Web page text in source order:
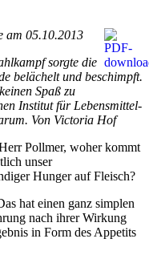
am 05.10.2013
sorgte die
belächelt und beschimpft.
Spaß zu
Institut für Lebensmittel-
Von Victoria Hof
Pollmer, woher kommt
unser
Hunger auf Fleisch?
hat einen ganz simplen
nach ihrer Wirkung
in Form des Appetits